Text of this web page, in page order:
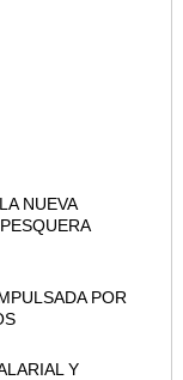
NUEVA
POR
Y